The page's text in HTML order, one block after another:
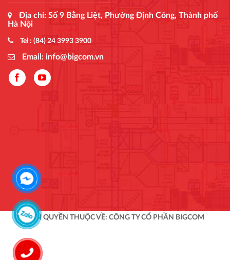
Địa chỉ: Số 9 Bằng Liệt, Phường Định Công, Thành phố
Hà Nội
Tel : (84) 24 3993 3900
Email: info@bigcom.vn
BẢN QUYỀN THUỘC VỀ: CÔNG TY CỔ PHẦN BIGCOM